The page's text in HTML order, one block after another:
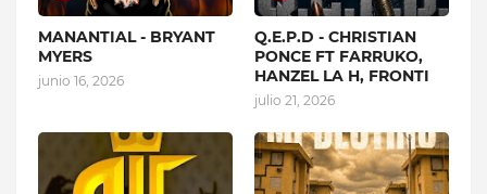
MANANTIAL - BRYANT
MYERS
junio 16, 2026
Q.E.P.D - CHRISTIAN
PONCE FT FARRUKO,
HANZEL LA H, FRONTI
julio 21, 2026